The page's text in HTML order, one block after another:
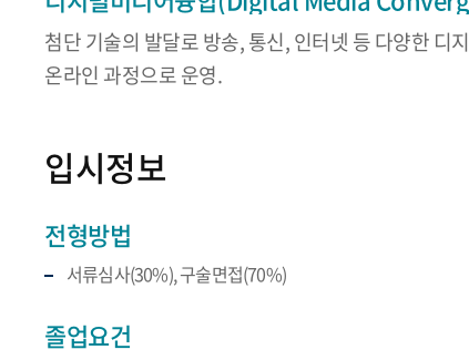
첨단 기술의 발달로 방송, 통신, 인터넷 등 다양한
온라인 과정으로 운영.
입시정보
전형방법
서류심사(30%), 구술면접(70%)
졸업요건